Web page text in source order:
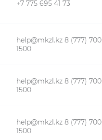
+7 775 695 41 73
help@mkzl.kz 8 (777) 700
1500
help@mkzl.kz 8 (777) 700
1500
help@mkzl.kz 8 (777) 700
1500